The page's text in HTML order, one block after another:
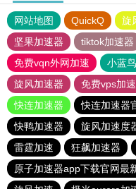
网站地图 QuickQ 旋
坚果加速器
tiktok加速器
免费vqn外网加速
小蓝鸟
旋风加速器
免费vps加
快连加速器
快连加速器
快鸭加速器
旋风加速度
雷霆加速
狂飙加速器
原子加速器app下载官网最